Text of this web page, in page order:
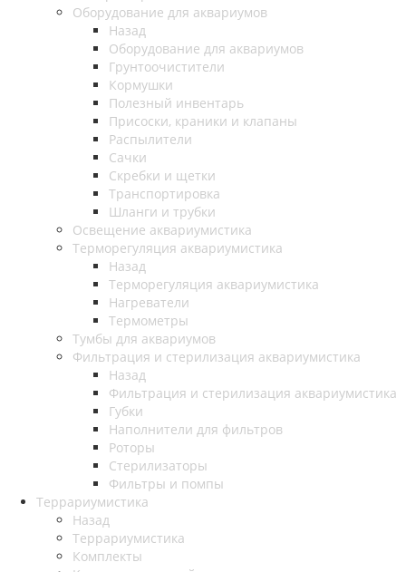
Оборудование для аквариумов
Назад
Оборудование для аквариумов
Грунтоочистители
Кормушки
Полезный инвентарь
Присоски, краники и клапаны
Распылители
Сачки
Скребки и щетки
Транспортировка
Шланги и трубки
Освещение аквариумистика
Терморегуляция аквариумистика
Назад
Терморегуляция аквариумистика
Нагреватели
Термометры
Тумбы для аквариумов
Фильтрация и стерилизация аквариумистика
Назад
Фильтрация и стерилизация аквариумистика
Губки
Наполнители для фильтров
Роторы
Стерилизаторы
Фильтры и помпы
Террариумистика
Назад
Террариумистика
Комплекты